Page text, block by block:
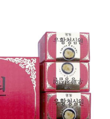
Wishlist